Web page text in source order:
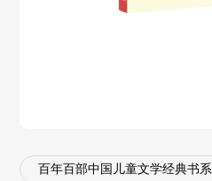
百年百部中国儿童文学经典书系